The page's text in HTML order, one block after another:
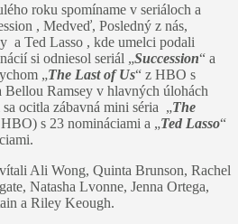
roku spomíname v seriáloch a
, Medveď, Posledný z nás,
a Ted Lasso , kde umelci podali
si odniesol seriál „Succession“ a
„The Last of Us“ z HBO s
Bellou Ramsey v hlavných úlohách
ocitla zábavná mini séria „The
s 23 nomináciami a „Ted Lasso“
Ali Wong, Quinta Brunson, Rachel
Natasha Lvonne, Jenna Ortega,
a Riley Keough.